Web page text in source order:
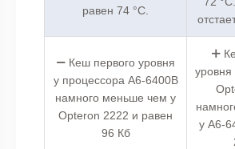
равен 74 °C.
Кеш первого уровня
у процессора A6-6400B
намного меньше чем у
Opteron 2222 и равен
96 Кб
уровня
у A6-